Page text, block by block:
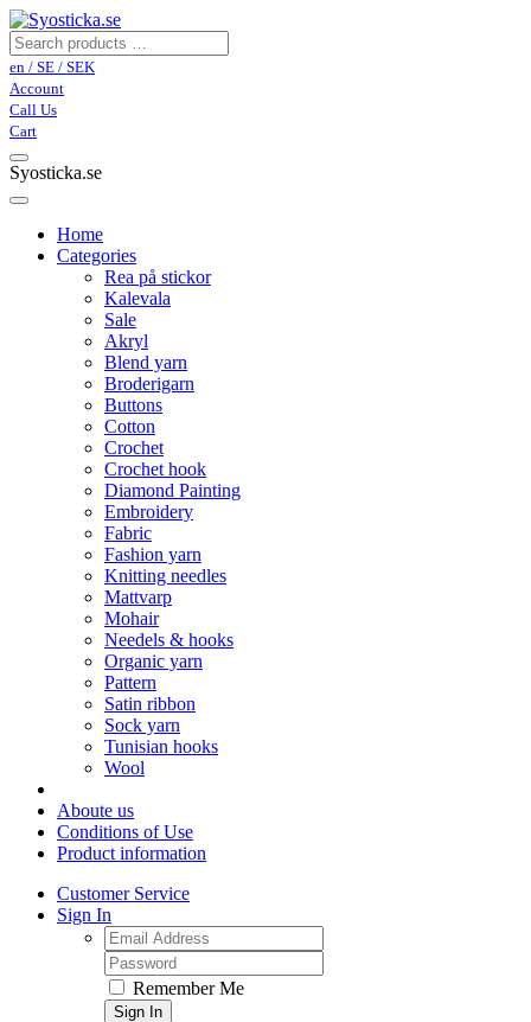
en / SE / SEK
Account
Call Us
Cart
Syosticka.se
Home
Categories
Rea på stickor
Kalevala
Sale
Akryl
Blend yarn
Broderigarn
Buttons
Cotton
Crochet
Crochet hook
Diamond Painting
Embroidery
Fabric
Fashion yarn
Knitting needles
Mattvarp
Mohair
Needels & hooks
Organic yarn
Pattern
Satin ribbon
Sock yarn
Tunisian hooks
Wool
Aboute us
Conditions of Use
Product information
Customer Service
Sign In
Remember Me
Sign In